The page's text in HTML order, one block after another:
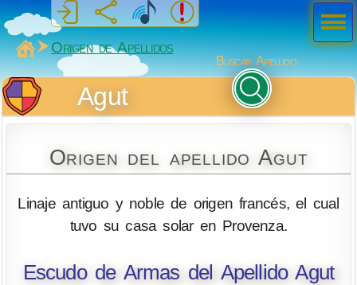
MiSabueso
Origen de Apellidos
Buscar Apellido
Agut
Origen del apellido Agut
Linaje antiguo y noble de origen francés, el cual
tuvo su casa solar en Provenza.
Escudo de Armas del Apellido Agut
Men
ú